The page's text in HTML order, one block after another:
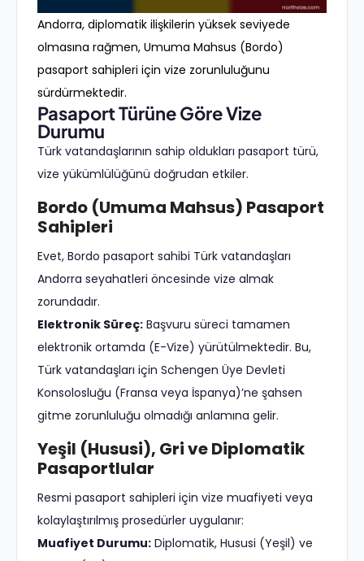
Andorra, diplomatik ilişkilerin yüksek seviyede
olmasına rağmen, Umuma Mahsus (Bordo)
pasaport sahipleri için vize zorunluluğunu
sürdürmektedir.
Pasaport Türüne Göre Vize
Durumu
Türk vatandaşlarının sahip oldukları pasaport türü,
vize yükümlülüğünü doğrudan etkiler.
Bordo (Umuma Mahsus) Pasaport
Sahipleri
Evet, Bordo pasaport sahibi Türk vatandaşları
Andorra seyahatleri öncesinde vize almak
zorundadır.
Elektronik Süreç: Başvuru süreci tamamen
elektronik ortamda (E-Vize) yürütülmektedir. Bu,
Türk vatandaşları için Schengen Üye Devleti
Konsolosluğu (Fransa veya İspanya)’ne şahsen
gitme zorunluluğu olmadığı anlamına gelir.
Yeşil (Hususi), Gri ve Diplomatik
Pasaportlular
Resmi pasaport sahipleri için vize muafiyeti veya
kolaylaştırılmış prosedürler uygulanır:
Muafiyet Durumu: Diplomatik, Hususi (Yeşil) ve